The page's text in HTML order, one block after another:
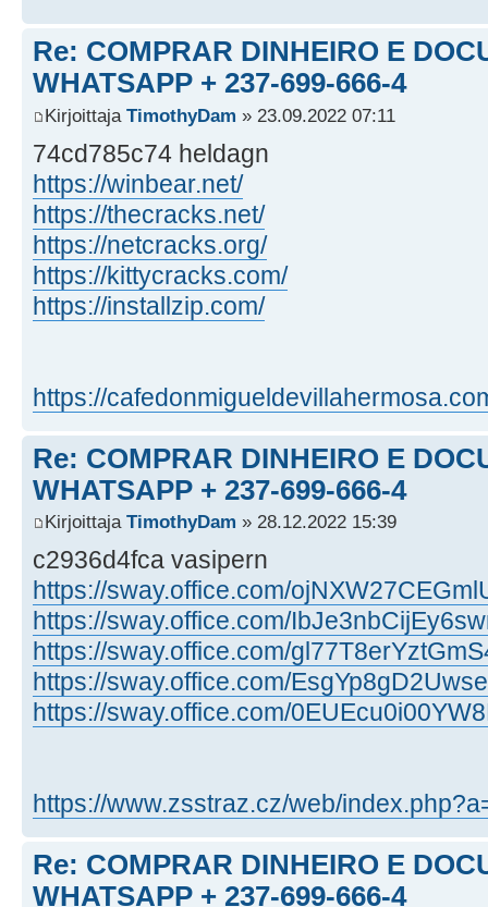
Re: COMPRAR DINHEIRO E
WHATSAPP + 237-699-666-4
Kirjoittaja TimothyDam » 23.09.2022 07:11
74cd785c74 heldagn
https://winbear.net/
https://thecracks.net/
https://netcracks.org/
https://kittycracks.com/
https://installzip.com/
https://
Re: COMPRAR DINHEIRO E
WHATSAPP + 237-699-666-4
Kirjoittaja TimothyDam » 28.12.2022 15:39
c2936d4fca vasipern
https://sway.office.com/
https://sway.office.com/
https://sway.office.com/
https://sway.office.com/
https://sway.office.com/
https://www.zsstraz.cz/web/
Re: COMPRAR DINHEIRO E
WHATSAPP + 237-699-666-4